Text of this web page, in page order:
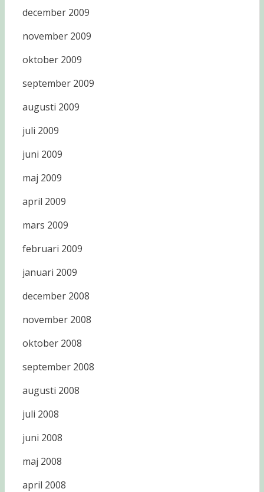
december 2009
november 2009
oktober 2009
september 2009
augusti 2009
juli 2009
juni 2009
maj 2009
april 2009
mars 2009
februari 2009
januari 2009
december 2008
november 2008
oktober 2008
september 2008
augusti 2008
juli 2008
juni 2008
maj 2008
april 2008